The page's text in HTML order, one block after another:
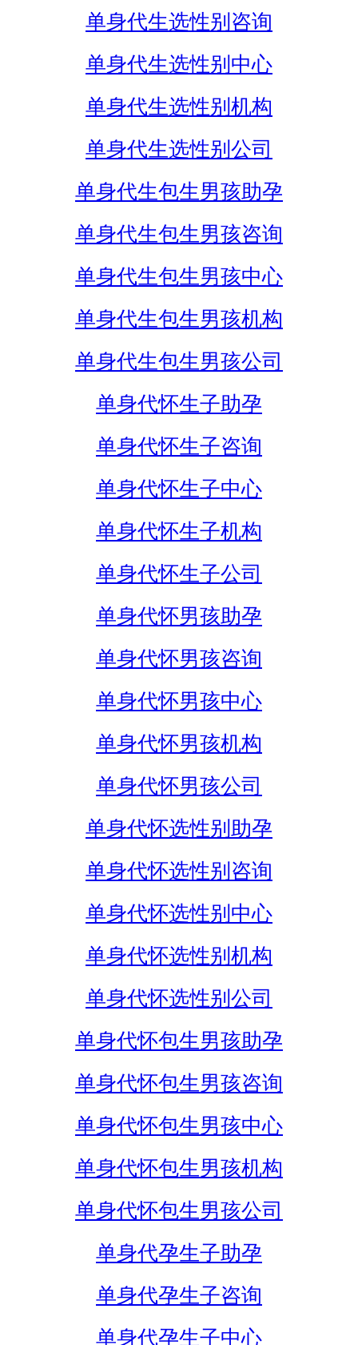
单身代生选性别咨询
单身代生选性别中心
单身代生选性别机构
单身代生选性别公司
单身代生包生男孩助孕
单身代生包生男孩咨询
单身代生包生男孩中心
单身代生包生男孩机构
单身代生包生男孩公司
单身代怀生子助孕
单身代怀生子咨询
单身代怀生子中心
单身代怀生子机构
单身代怀生子公司
单身代怀男孩助孕
单身代怀男孩咨询
单身代怀男孩中心
单身代怀男孩机构
单身代怀男孩公司
单身代怀选性别助孕
单身代怀选性别咨询
单身代怀选性别中心
单身代怀选性别机构
单身代怀选性别公司
单身代怀包生男孩助孕
单身代怀包生男孩咨询
单身代怀包生男孩中心
单身代怀包生男孩机构
单身代怀包生男孩公司
单身代孕生子助孕
单身代孕生子咨询
单身代孕生子中心